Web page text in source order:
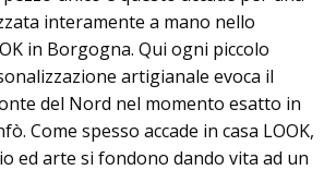
interamente a mano nello
in Borgogna. Qui ogni piccolo
artigianale evoca il
del Nord nel momento esatto in
Come spesso accade in casa LOOK,
ed arte si fondono dando vita ad un